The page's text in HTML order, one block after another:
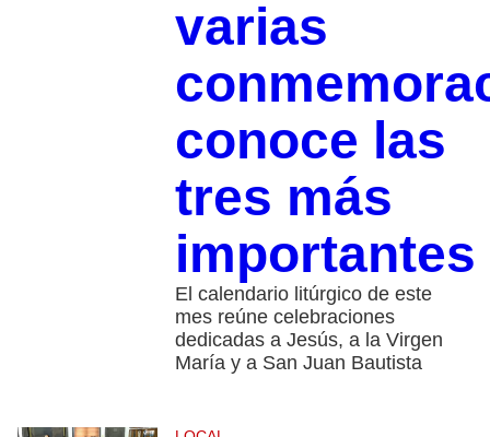
varias
conoce las
tres más
importantes
El calendario litúrgico de este
mes reúne celebraciones
dedicadas a Jesús, a la Virgen
María y a San Juan Bautista